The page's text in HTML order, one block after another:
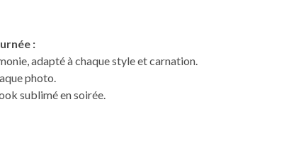
:
adapté à chaque style et carnation.
photo.
sublimé en soirée.